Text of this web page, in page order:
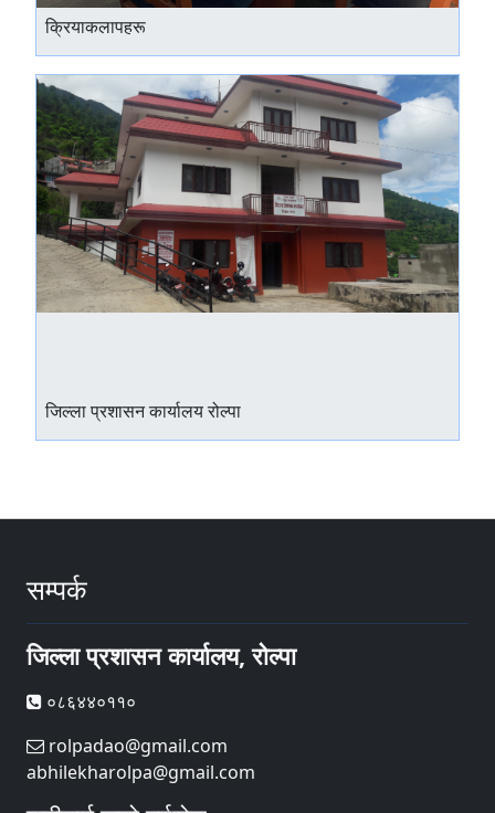
क्रियाकलापहरू
जिल्ला प्रशासन कार्यालय रोल्पा
सम्पर्क
जिल्ला प्रशासन कार्यालय, रोल्पा
०८६४४०११०
rolpadao@gmail.com
abhilekharolpa@gmail.com